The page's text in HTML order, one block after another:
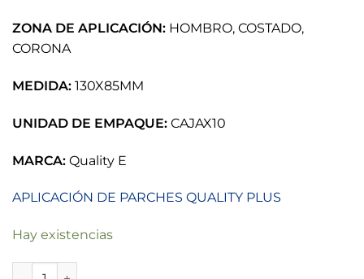
ZONA DE APLICACIÓN: HOMBRO, COSTADO,
CORONA
MEDIDA: 130X85MM
UNIDAD DE EMPAQUE: CAJAX10
MARCA: Quality E
APLICACIÓN DE PARCHES QUALITY PLUS
Hay existencias
PARCHE RADIAL PER14 130X85MM QUALITY E cantidad